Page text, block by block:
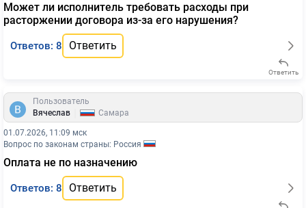
Может ли исполнитель требовать расходы при
расторжении договора из-за его нарушения?
Ответов: 8 Ответить
Ответить
Пользователь
Вячеслав
Самара
01.07.2026, 11:09 мск
Вопрос по законам страны: Россия
Оплата не по назначению
Ответов: 8 Ответить